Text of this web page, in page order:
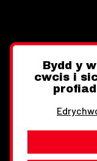
Twitter
Bydd y
cwcis i